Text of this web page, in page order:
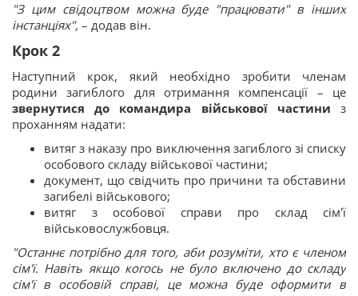
"З цим свідоцтвом можна буде "працювати" в інших
інстанціях", – додав він.
Крок 2
Наступний крок, який необхідно зробити членам
родини загиблого для отримання компенсації – це
звернутися до командира військової частини з
проханням надати:
витяг з наказу про виключення загиблого зі списку
особового складу військової частини;
документ, що свідчить про причини та обставини
загибелі військового;
витяг з особової справи про склад сім'ї
військовослужбовця.
"Останнє потрібно для того, аби розуміти, хто є членом
сім'ї. Навіть якщо когось не було включено до складу
сім'ї в особовій справі, це можна буде оформити в